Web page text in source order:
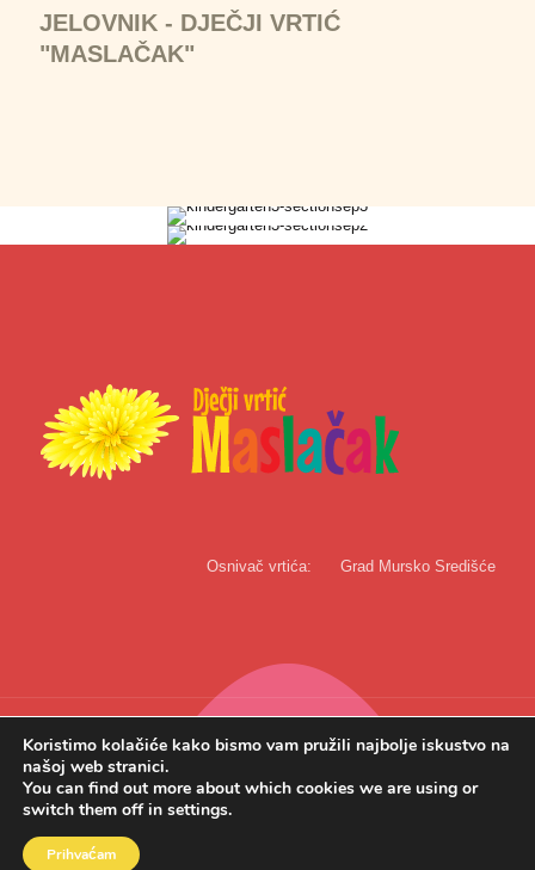
JELOVNIK - DJEČJI VRTIĆ
"MASLAČAK"
Osnivač vrtića: Grad Mursko Središće
Copyright © 2022. Dječji vrtić Maslačak | Web rješenje:
InTeh
Uvjeti korištenja
Koristimo kolačiće kako bismo vam pružili najbolje iskustvo na
našoj web stranici.
You can find out more about which cookies we are using or
switch them off in settings.
Prihvaćam